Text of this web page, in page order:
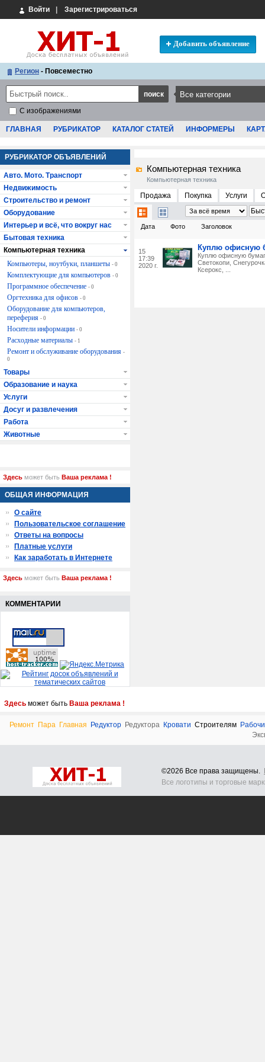
Войти Зарегистрироваться
Добавить объявление
Регион - Повсеместно
С изображениями
ГЛАВНАЯ РУБРИКАТОР КАТАЛОГ СТАТЕЙ ИНФОРМЕРЫ
Компьютерная техника
Компьютерная техника
Продажа Покупка Услуги
Дата Фото Заголовок
15
17:39
2020 г.
Куплю офисную
Куплю офисную
Светокопи,
Ксерокс, ...
РУБРИКАТОР ОБЪЯВЛЕНИЙ
Авто. Мото. Транспорт
Недвижимость
Строительство и ремонт
Оборудование
Интерьер и всё, что вокруг нас
Бытовая техника
Компьютерная техника
Компьютеры, ноутбуки, планшеты - 0
Комплектующие для компьютеров - 0
Программное обеспечение - 0
Оргтехника для офисов - 0
Оборудование для компьютеров,
переферия - 0
Носители информации - 0
Расходные материалы - 1
Ремонт и обслуживание оборудования -
0
Товары
Образование и наука
Услуги
Досуг и развлечения
Работа
Животные
Здесь может быть Ваша реклама !
ОБЩАЯ ИНФОРМАЦИЯ
О сайте
Пользовательское соглашение
Ответы на вопросы
Платные услуги
Как заработать в Интернете
Здесь может быть Ваша реклама !
КОММЕНТАРИИ
Здесь может быть Ваша реклама !
Ремонт Пара Главная Редуктор Редуктора Кровати Строителям
©2026 Все права защищены.
Все логотипы и торговые